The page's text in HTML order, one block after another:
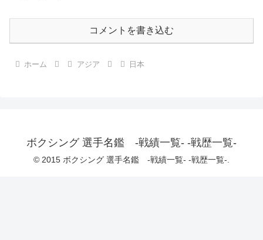
コメントを書き込む
ホーム アジア 日本
ボクシング 選手名鑑 -戦績一覧- -戦歴一覧-
© 2015 ボクシング 選手名鑑 -戦績一覧- -戦歴一覧-.